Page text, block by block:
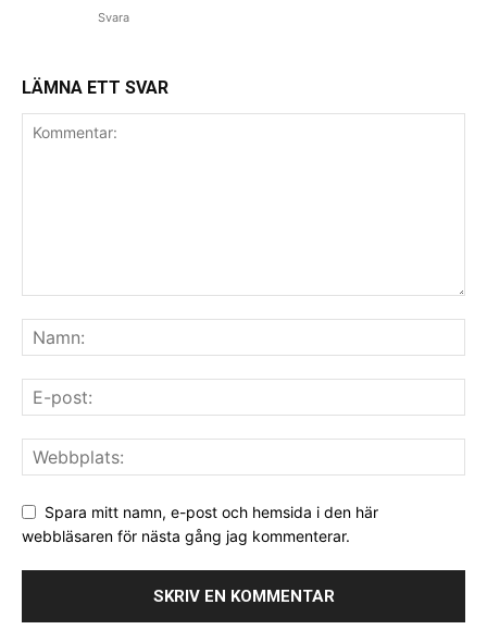
Svara
LÄMNA ETT SVAR
Spara mitt namn, e-post och hemsida i den här
webbläsaren för nästa gång jag kommenterar.